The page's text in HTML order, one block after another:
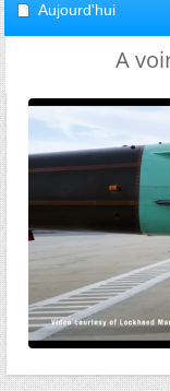
Aujourd'hui
A